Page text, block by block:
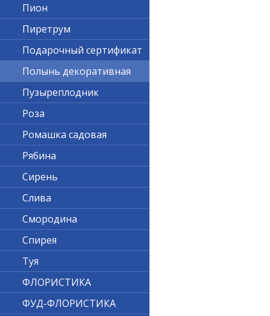
Пион
Пиретрум
Подарочный сертификат
Полынь декоративная
Пузыреплодник
Роза
Ромашка садовая
Рябина
Сирень
Слива
Смородина
Спирея
Туя
ФЛОРИСТИКА
ФУД-ФЛОРИСТИКА